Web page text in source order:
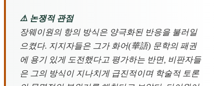
⚠️ 논쟁적 관점
장웨이원의 항의 방식은 양극화된 반응을 불러일
으켰다. 지지자들은 그가 화어(華語) 문학의 패권
에 용기 있게 도전했다고 평가하는 반면, 비판자들
은 그의 방식이 지나치게 급진적이며 학술적 토론